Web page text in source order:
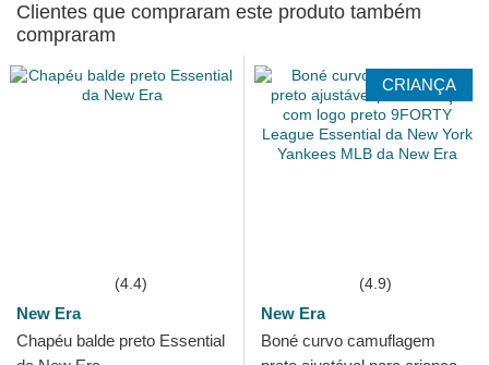
Clientes que compraram este produto também
compraram
(4.4)
New Era
Chapéu balde preto Essential
CRIANÇA
(4.9)
New Era
Boné curvo camuflagem